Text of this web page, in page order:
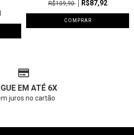
R$109,90
R$87,92
COMPRAR
EM ATÉ 6X
juros no cartão